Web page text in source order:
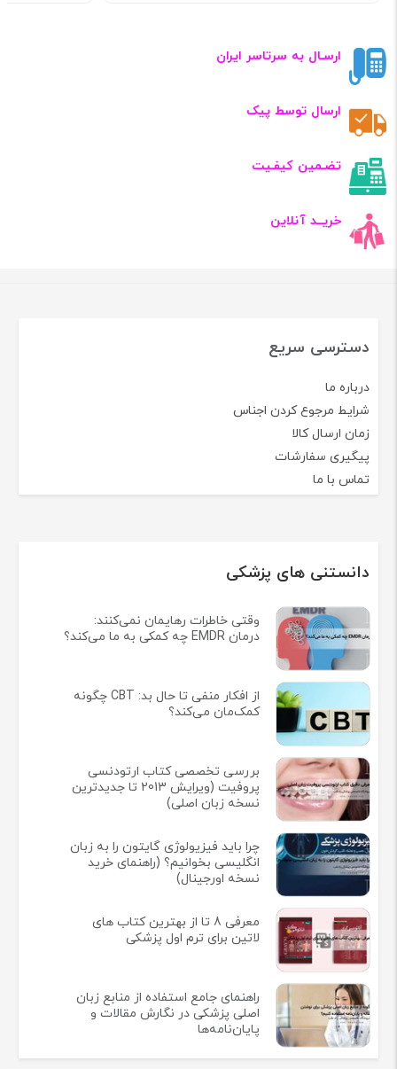
ارسـال به سرتاسر ایران
ارسال توسط پیک
تضـمین کیفـیت
خریــد آنلاین
دسترسی سریع
درباره ما
شرایط مرجوع کردن اجناس
زمان ارسال کالا
پیگیری سفارشات
تماس با ما
دانستنی های پزشکی
وقتی خاطرات رهایمان نمی‌کنند:
درمان EMDR چه کمکی به ما می‌کند؟
از افکار منفی تا حال بد: CBT چگونه
کمک‌مان می‌کند؟
بررسی تخصصی کتاب ارتودنسی
پروفیت (ویرایش 2013 تا جدیدترین
نسخه زبان اصلی)
چرا باید فیزیولوژی گایتون را به زبان
انگلیسی بخوانیم؟ (راهنمای خرید
نسخه اورجینال)
معرفی 8 تا از بهترین کتاب های
لاتین برای ترم اول پزشکی
راهنمای جامع استفاده از منابع زبان
اصلی پزشکی در نگارش مقالات و
پایان‌نامه‌ها